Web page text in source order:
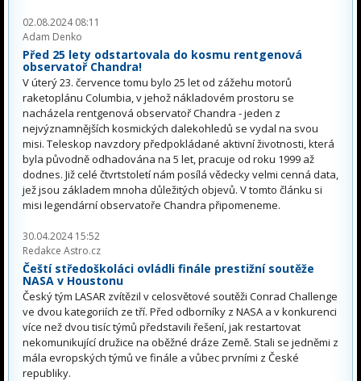
02.08.2024 08:11
Adam Denko
Před 25 lety odstartovala do kosmu rentgenová
observatoř Chandra!
V úterý 23. července tomu bylo 25 let od zážehu motorů
raketoplánu Columbia, v jehož nákladovém prostoru se
nacházela rentgenová observatoř Chandra - jeden z
nejvýznamnějších kosmických dalekohledů se vydal na svou
misi. Teleskop navzdory předpokládané aktivní životnosti, která
byla původně odhadována na 5 let, pracuje od roku 1999 až
dodnes. Již celé čtvrtstoletí nám posílá vědecky velmi cenná data,
jež jsou základem mnoha důležitých objevů. V tomto článku si
misi legendární observatoře Chandra připomeneme.
30.04.2024 15:52
Redakce Astro.cz
Čeští středoškoláci ovládli finále prestižní soutěže
NASA v Houstonu
Český tým LASAR zvítězil v celosvětové soutěži Conrad Challenge
ve dvou kategoriích ze tří. Před odborníky z NASA a v konkurenci
více než dvou tisíc týmů představili řešení, jak restartovat
nekomunikující družice na oběžné dráze Země. Stali se jedněmi z
mála evropských týmů ve finále a vůbec prvními z České
republiky.